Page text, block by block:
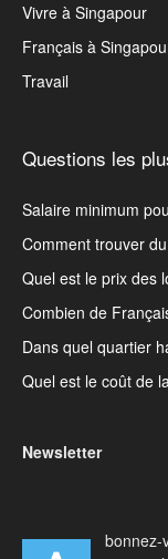
Vivre à Singapour
Français à
Travail
Questions les
Salaire minimum
Comment trouver
Quel est le prix des
Combien de
Dans quel quartier
Quel est le coût de
Newsletter
bonnez-